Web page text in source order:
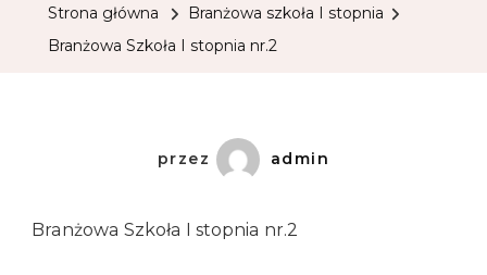
Strona główna
Branżowa szkoła I stopnia
Branżowa Szkoła I stopnia nr.2
przez admin
Branżowa Szkoła I stopnia nr.2